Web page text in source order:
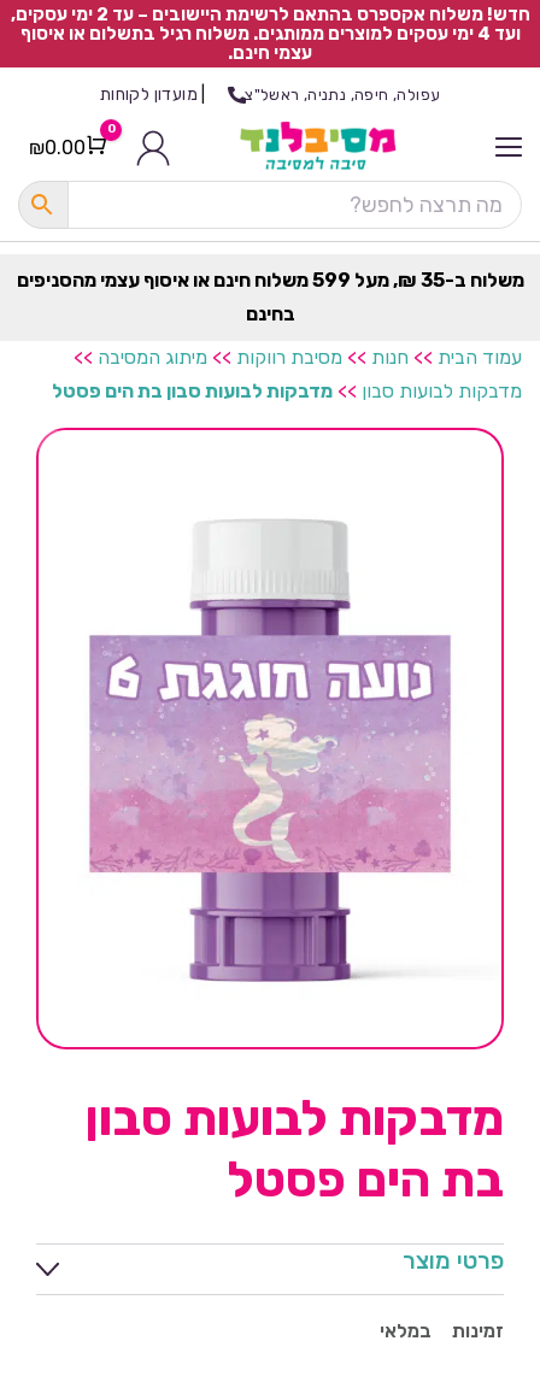
חדש! משלוח אקספרס בהתאם לרשימת היישובים – עד 2 ימי עסקים,
ועד 4 ימי עסקים למוצרים ממותגים. משלוח רגיל בתשלום או איסוף
עצמי חינם.
עפולה, חיפה, נתניה, ראשל"צ מועדון לקוחות
Cart
0
₪0.00
משלוח ב-35 ₪, מעל 599 משלוח חינם או איסוף עצמי מהסניפים
בחינם
עמוד הבית >> חנות >> מסיבת רווקות >> מיתוג המסיבה >>
מדבקות לבועות סבון >> מדבקות לבועות סבון בת הים פסטל
מדבקות לבועות סבון
בת הים פסטל
פרטי מוצר
זמינות במלאי